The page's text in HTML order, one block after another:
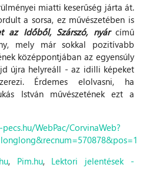
miatti keserűség járta át.
a sorsa, ez művészetében is
az Időből, Szárszó, nyárcímű
mely már sokkal pozitívabb
középpontjában az egyensúly
újra helyreáll - az idilli képeket
Érdemes elolvasni, ha
István művészetének ezt a
WebPac/CorvinaWeb?
, Pim.hu, Lektori jelentések -